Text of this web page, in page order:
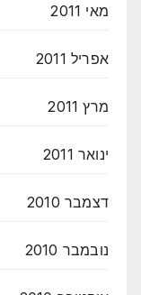
מאי 2011
אפריל 2011
מרץ 2011
ינואר 2011
דצמבר 2010
נובמבר 2010